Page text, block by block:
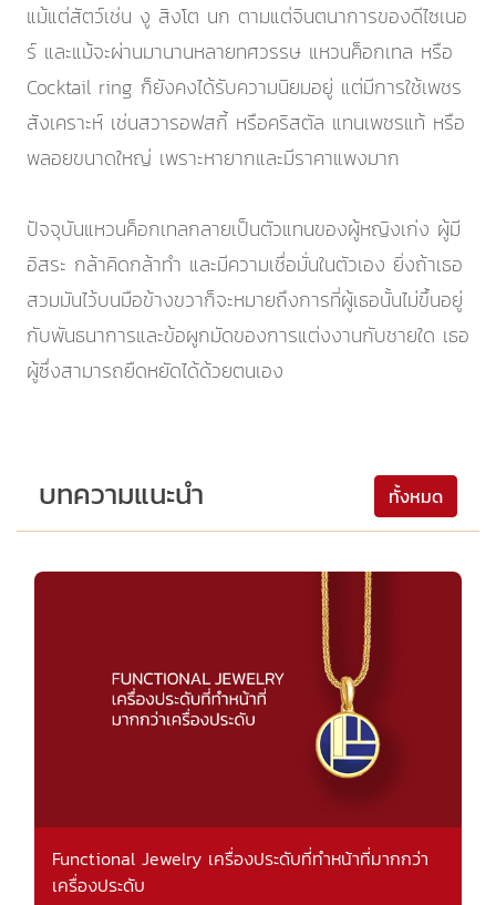
แม้แต่สัตว์เช่น งู สิงโต นก ตามแต่จินตนาการของดีไซเนอ
ร์ และแม้จะผ่านมานานหลายทศวรรษ แหวนค็อกเทล หรือ
Cocktail ring ก็ยังคงได้รับความนิยมอยู่ แต่มีการใช้เพชร
สังเคราะห์ เช่นสวารอฟสกี้ หรือคริสตัล แทนเพชรแท้ หรือ
พลอยขนาดใหญ่ เพราะหายากและมีราคาแพงมาก
ปัจจุบันแหวนค็อกเทลกลายเป็นตัวแทนของผู้หญิงเก่ง ผู้มี
อิสระ กล้าคิดกล้าทำ และมีความเชื่อมั่นในตัวเอง ยิ่งถ้าเธอ
สวมมันไว้บนมือข้างขวาก็จะหมายถึงการที่ผู้เธอนั้นไม่ขึ้นอยู่
กับพันธนาการและข้อผูกมัดของการแต่งงานกับชายใด เธอ
ผู้ซึ่งสามารถยืดหยัดได้ด้วยตนเอง
บทความแนะนำ ทั้งหมด
Functional Jewelry เครื่องประดับที่ทำหน้าที่มากกว่า
เครื่องประดับ